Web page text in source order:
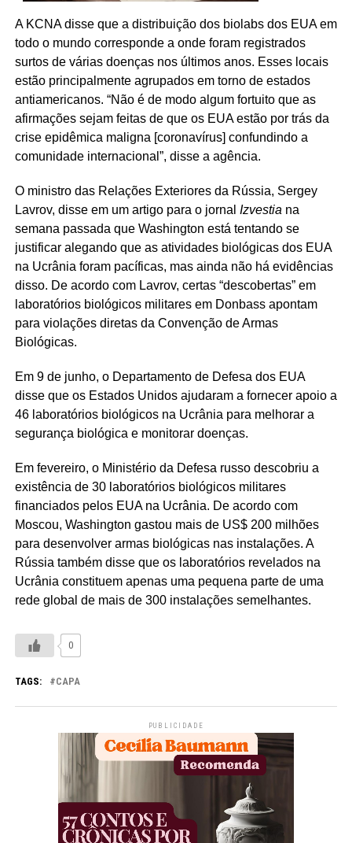
A KCNA disse que a distribuição dos biolabs dos EUA em
todo o mundo corresponde a onde foram registrados
surtos de várias doenças nos últimos anos. Esses locais
estão principalmente agrupados em torno de estados
antiamericanos. “Não é de modo algum fortuito que as
afirmações sejam feitas de que os EUA estão por trás da
crise epidêmica maligna [coronavírus] confundindo a
comunidade internacional”, disse a agência.
O ministro das Relações Exteriores da Rússia, Sergey
Lavrov, disse em um artigo para o jornal Izvestia na
semana passada que Washington está tentando se
justificar alegando que as atividades biológicas dos EUA
na Ucrânia foram pacíficas, mas ainda não há evidências
disso. De acordo com Lavrov, certas “descobertas” em
laboratórios biológicos militares em Donbass apontam
para violações diretas da Convenção de Armas
Biológicas.
Em 9 de junho, o Departamento de Defesa dos EUA
disse que os Estados Unidos ajudaram a fornecer apoio a
46 laboratórios biológicos na Ucrânia para melhorar a
segurança biológica e monitorar doenças.
Em fevereiro, o Ministério da Defesa russo descobriu a
existência de 30 laboratórios biológicos militares
financiados pelos EUA na Ucrânia. De acordo com
Moscou, Washington gastou mais de US$ 200 milhões
para desenvolver armas biológicas nas instalações. A
Rússia também disse que os laboratórios revelados na
Ucrânia constituem apenas uma pequena parte de uma
rede global de mais de 300 instalações semelhantes.
0
TAGS: CAPA
PUBLICIDADE